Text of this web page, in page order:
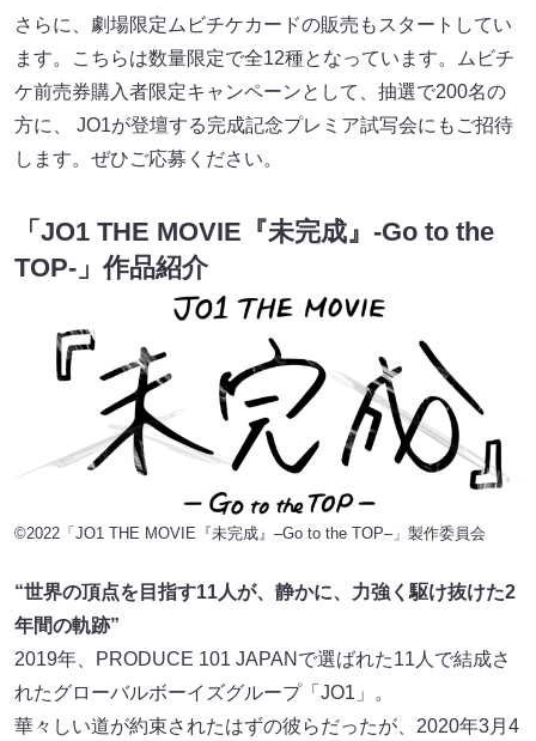
さらに、劇場限定ムビチケカードの販売もスタートしてい
ます。こちらは数量限定で全12種となっています。ムビチ
ケ前売券購⼊者限定キャンペーンとして、抽選で200名の
⽅に、 JO1が登壇する完成記念プレミア試写会にもご招待
します。ぜひご応募ください。
「JO1 THE MOVIE『未完成』-Go to the
TOP-」作品紹介
©︎2022「JO1 THE MOVIE『未完成』–Go to the TOP–」製作委員会
“世界の頂点を目指す11人が、静かに、力強く駆け抜けた2
年間の軌跡”
2019年、PRODUCE 101 JAPANで選ばれた11人で結成さ
れたグローバルボーイズグループ「JO1」。
華々しい道が約束されたはずの彼らだったが、2020年3月4